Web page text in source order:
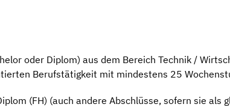
oder Diplom) aus dem Bereich Technik /
Berufstätigkeit mit mindestens 25
(FH) (auch andere Abschlüsse, sofern sie als